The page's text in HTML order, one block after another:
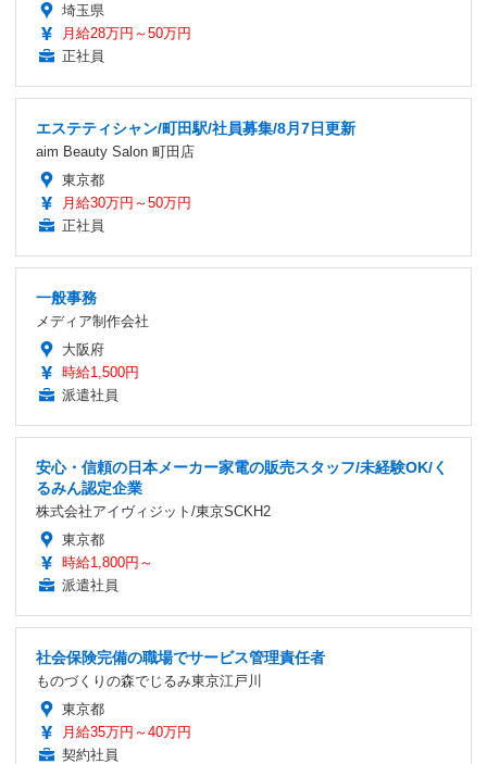
埼玉県
月給28万円～50万円
正社員
エステティシャン/町田駅/社員募集/8月7日更新
aim Beauty Salon 町田店
東京都
月給30万円～50万円
正社員
一般事務
メディア制作会社
大阪府
時給1,500円
派遣社員
安心・信頼の日本メーカー家電の販売スタッフ/未経験OK/く
るみん認定企業
株式会社アイヴィジット/東京SCKH2
東京都
時給1,800円～
派遣社員
社会保険完備の職場でサービス管理責任者
ものづくりの森でじるみ東京江戸川
東京都
月給35万円～40万円
契約社員